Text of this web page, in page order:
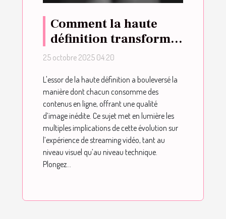
Comment la haute
définition transforme
l'expérience du
25 octobre 2025 04:20
L'essor de la haute définition a bouleversé la
manière dont chacun consomme des
contenus en ligne, offrant une qualité
d’image inédite. Ce sujet met en lumière les
multiples implications de cette évolution sur
l’expérience de streaming vidéo, tant au
niveau visuel qu’au niveau technique.
Plongez...